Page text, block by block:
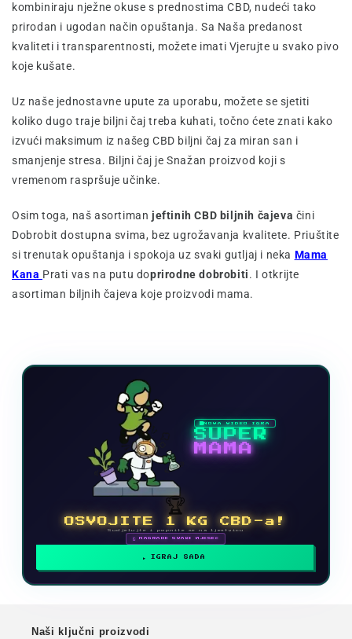
kombiniraju nježne okuse s prednostima CBD, nudeći tako
prirodan i ugodan način opuštanja. Sa Naša predanost
kvaliteti i transparentnosti, možete imati Vjerujte u svako pivo
koje kušate.
Uz naše jednostavne upute za uporabu, možete se sjetiti
koliko dugo traje biljni čaj treba kuhati, točno ćete znati kako
izvući maksimum iz našeg CBD biljni čaj za miran san i
smanjenje stresa. Biljni čaj je Snažan proizvod koji s
vremenom raspršuje učinke.
Osim toga, naš asortiman jeftinih CBD biljnih čajeva čini
Dobrobit dostupna svima, bez ugrožavanja kvalitete. Priuštite
si trenutak opuštanja i spokoja uz svaki gutljaj i neka Mama
Kana Prati vas na putu doprirodne dobrobiti. I otkrijte
asortiman biljnih čajeva koje proizvodi mama.
NOVA VIDEO IGRA
SUPER
MAMA
🏆
OSVOJITE 1 KG CBD-a!
Sudjelujte i popnite se na ljestvicu
🗓 NAGRADE SVAKI MJESEC
IGRAJ SADA
Naši ključni proizvodi